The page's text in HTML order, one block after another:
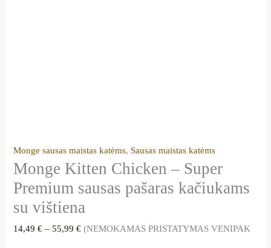
Monge sausas maistas katėms, Sausas maistas katėms
Monge Kitten Chicken – Super
Premium sausas pašaras kačiukams
su vištiena
14,49€ – 55,99€ (NEMOKAMAS PRISTATYMAS VENIPAK